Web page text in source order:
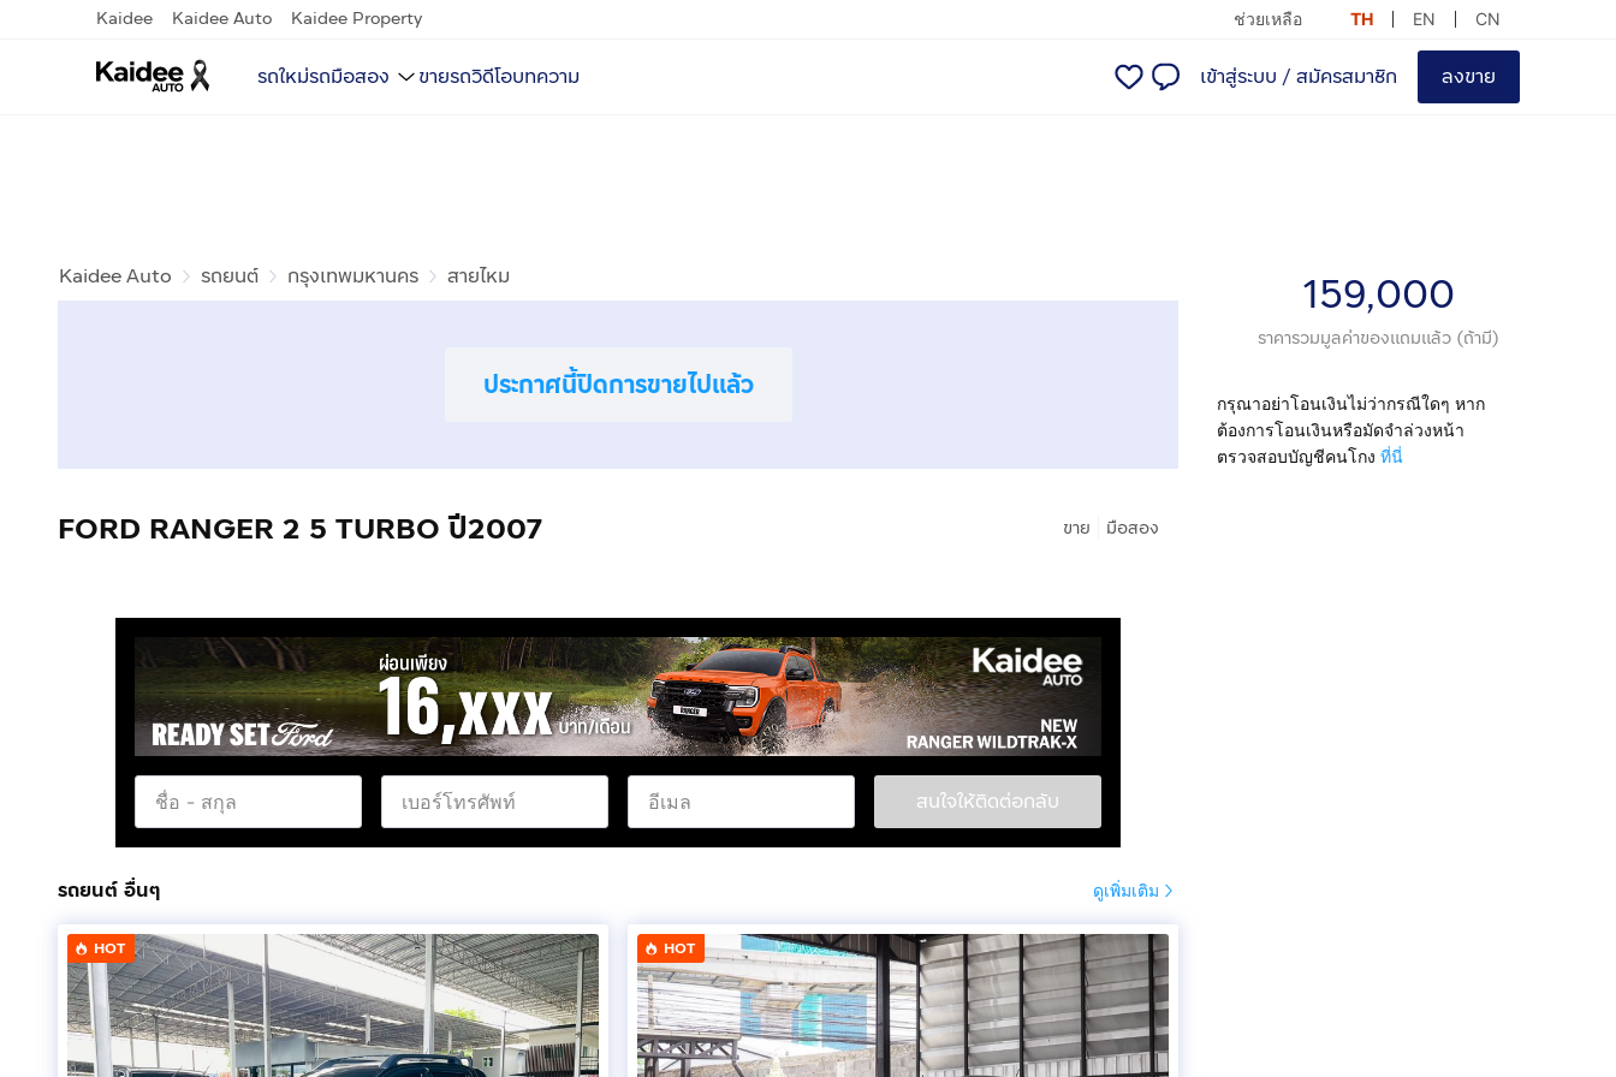
Kaidee Kaidee Auto Kaidee Property ช่วยเหลือ TH EN CN
รถใหม่รถมือสอง ขายรถวิดีโอบทความ เข้าสู่ระบบ / สมัครสมาชิก ลงขาย
Kaidee Auto รถยนต์ กรุงเทพมหานคร สายไหม
ประกาศนี้ปิดการขายไปแล้ว
ขาย มือสอง
FORD RANGER 2 5 TURBO ปี2007
159,000
ราคารวมมูลค่าของแถมแล้ว (ถ้ามี)
กรุณาอย่าโอนเงินไม่ว่ากรณีใดๆ หาก
ต้องการโอนเงินหรือมัดจำล่วงหน้า
ตรวจสอบบัญชีคนโกง ที่นี่
สนใจให้ติดต่อกลับ
รถยนต์ อื่นๆ ดูเพิ่มเติม
HOT HOT